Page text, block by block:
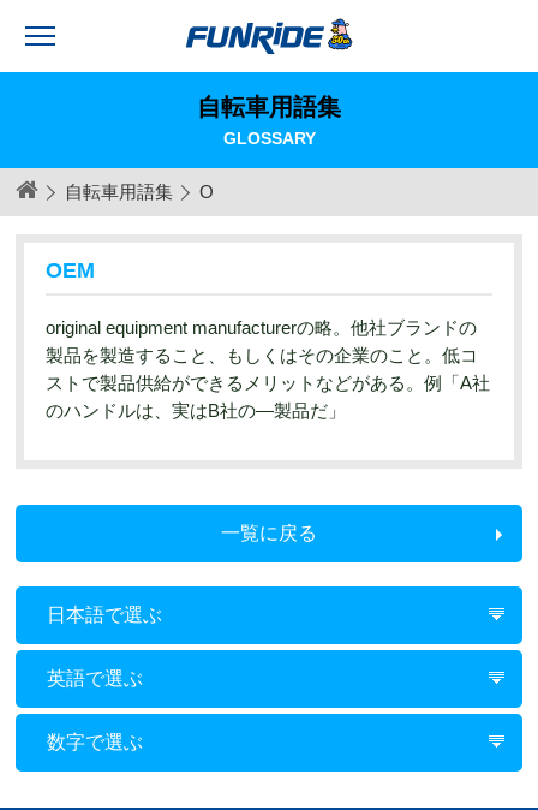
自転車用語集
GLOSSARY
自転車用語集 O
OEM
original equipment manufacturerの略。他社ブランドの
製品を製造すること、もしくはその企業のこと。低コ
ストで製品供給ができるメリットなどがある。例「A社
のハンドルは、実はB社の―製品だ」
一覧に戻る
日本語で選ぶ
英語で選ぶ
数字で選ぶ